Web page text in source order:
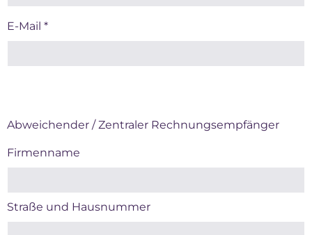
E-Mail *
Abweichender / Zentraler Rechnungsempfänger
Firmenname
Straße und Hausnummer